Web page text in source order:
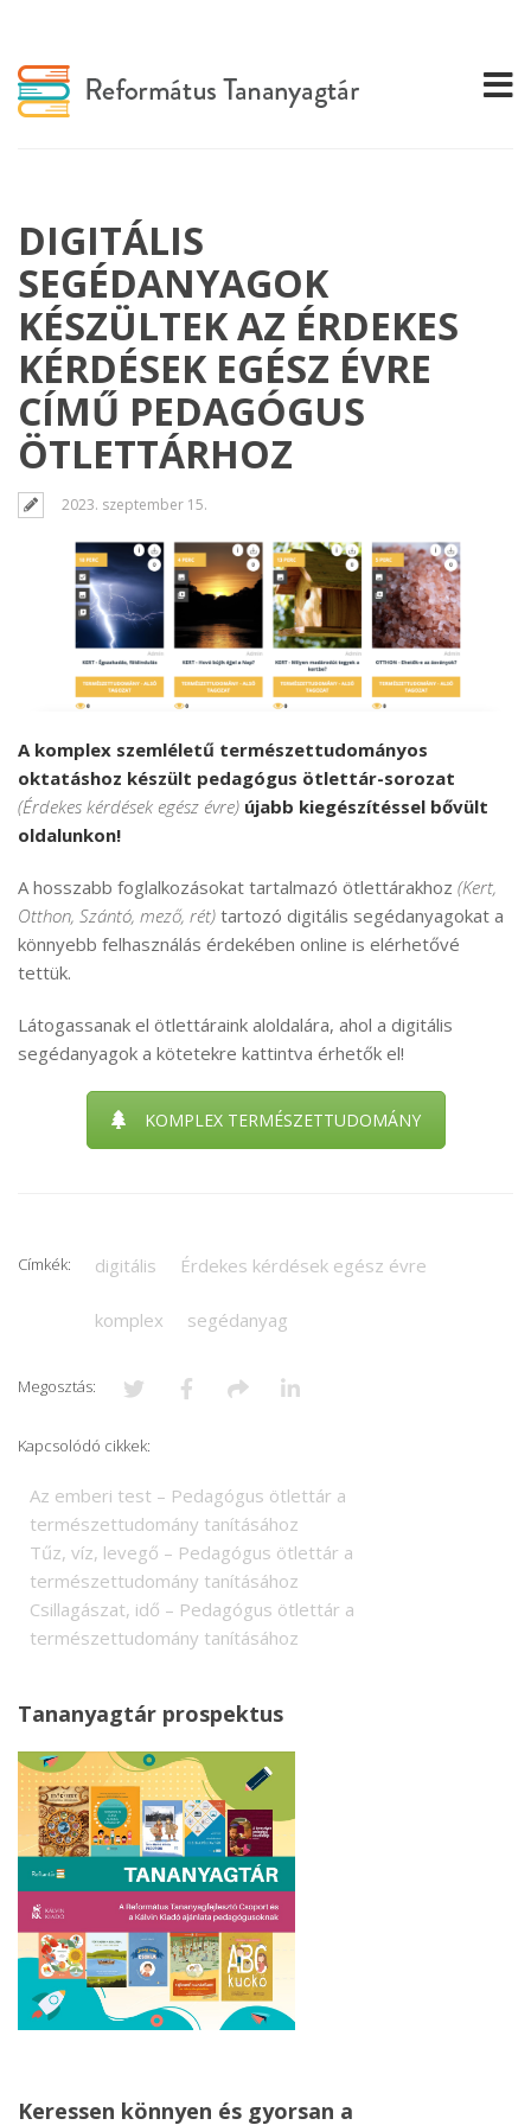
DIGITÁLIS
SEGÉDANYAGOK
KÉSZÜLTEK AZ ÉRDEKES
KÉRDÉSEK EGÉSZ ÉVRE
CÍMŰ PEDAGÓGUS
ÖTLETTÁRHOZ
2023. szeptember 15.
A komplex szemléletű természettudományos
oktatáshoz készült pedagógus ötlettár-sorozat
(Érdekes kérdések egész évre) újabb kiegészítéssel bővült
oldalunkon!
A hosszabb foglalkozásokat tartalmazó ötlettárakhoz (Kert,
Otthon, Szántó, mező, rét) tartozó digitális segédanyagokat a
könnyebb felhasználás érdekében online is elérhetővé
tettük.
Látogassanak el ötlettáraink aloldalára, ahol a digitális
segédanyagok a kötetekre kattintva érhetők el!
KOMPLEX TERMÉSZETTUDOMÁNY
Címkék: digitális Érdekes kérdések egész évre
komplex segédanyag
Megosztás:
Kapcsolódó cikkek:
Az emberi test – Pedagógus ötlettár a
természettudomány tanításához
Tűz, víz, levegő – Pedagógus ötlettár a
természettudomány tanításához
Csillagászat, idő – Pedagógus ötlettár a
természettudomány tanításához
Tananyagtár prospektus
Keressen könnyen és gyorsan a